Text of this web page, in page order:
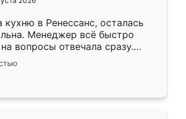
заказывать только здесь.
кухню в Ренессанс, осталась
Менеджер всё быстро
вопросы отвечала сразу.
в субботу, подошёл к
ответственностью. Собрали
работали аккуратно, даже